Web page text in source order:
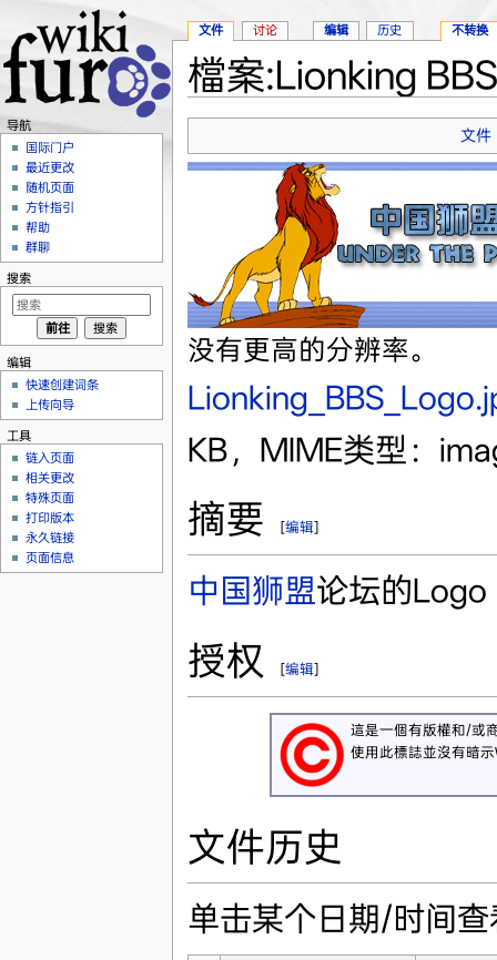
檔案:Lionking
文件
没有更高的分辨率。
KB，MIME类型：
摘要 [编辑]
中国狮盟论坛的Logo
授权 [编辑]
這是一個有版權和/或
使用此標誌並沒有暗
文件历史
单击某个日期/时间
文件 讨论 编辑 历史 不转换
导航
国际门户
最近更改
随机页面
方针指引
帮助
群聊
搜索
编辑
快速创建词条
上传向导
工具
链入页面
相关更改
特殊页面
打印版本
永久链接
页面信息